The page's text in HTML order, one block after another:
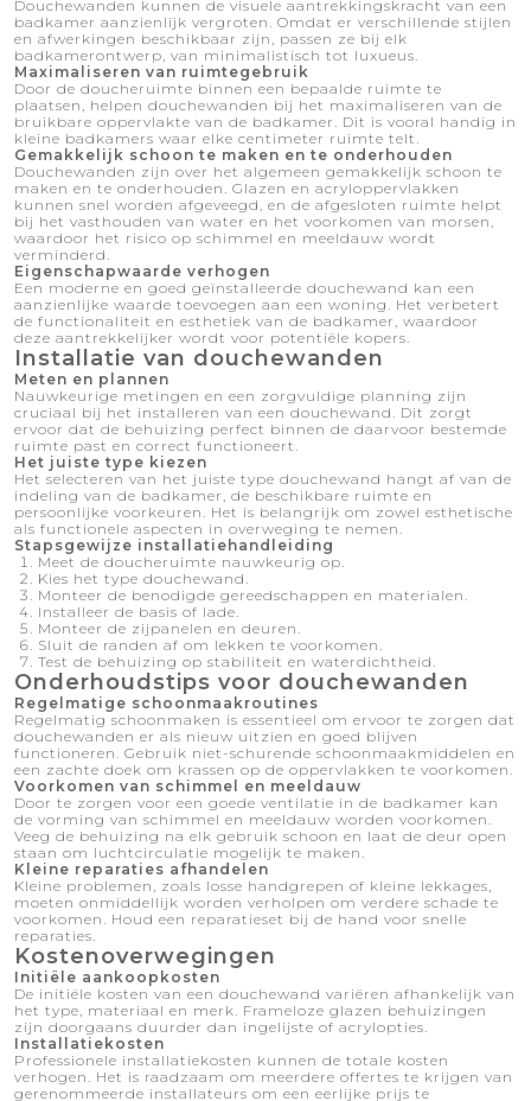
Douchewanden kunnen de visuele aantrekkingskracht van een
badkamer aanzienlijk vergroten. Omdat er verschillende stijlen
en afwerkingen beschikbaar zijn, passen ze bij elk
badkamerontwerp, van minimalistisch tot luxueus.
Maximaliseren van ruimtegebruik
Door de doucheruimte binnen een bepaalde ruimte te
plaatsen, helpen douchewanden bij het maximaliseren van de
bruikbare oppervlakte van de badkamer. Dit is vooral handig in
kleine badkamers waar elke centimeter ruimte telt.
Gemakkelijk schoon te maken en te onderhouden
Douchewanden zijn over het algemeen gemakkelijk schoon te
maken en te onderhouden. Glazen en acryloppervlakken
kunnen snel worden afgeveegd, en de afgesloten ruimte helpt
bij het vasthouden van water en het voorkomen van morsen,
waardoor het risico op schimmel en meeldauw wordt
verminderd.
Eigenschapwaarde verhogen
Een moderne en goed geïnstalleerde douchewand kan een
aanzienlijke waarde toevoegen aan een woning. Het verbetert
de functionaliteit en esthetiek van de badkamer, waardoor
deze aantrekkelijker wordt voor potentiële kopers.
Installatie van douchewanden
Meten en plannen
Nauwkeurige metingen en een zorgvuldige planning zijn
cruciaal bij het installeren van een douchewand. Dit zorgt
ervoor dat de behuizing perfect binnen de daarvoor bestemde
ruimte past en correct functioneert.
Het juiste type kiezen
Het selecteren van het juiste type douchewand hangt af van de
indeling van de badkamer, de beschikbare ruimte en
persoonlijke voorkeuren. Het is belangrijk om zowel esthetische
als functionele aspecten in overweging te nemen.
Stapsgewijze installatiehandleiding
Meet de doucheruimte nauwkeurig op.
Kies het type douchewand.
Monteer de benodigde gereedschappen en materialen.
Installeer de basis of lade.
Monteer de zijpanelen en deuren.
Sluit de randen af ​​om lekken te voorkomen.
Test de behuizing op stabiliteit en waterdichtheid.
Onderhoudstips voor douchewanden
Regelmatige schoonmaakroutines
Regelmatig schoonmaken is essentieel om ervoor te zorgen dat
douchewanden er als nieuw uitzien en goed blijven
functioneren. Gebruik niet-schurende schoonmaakmiddelen en
een zachte doek om krassen op de oppervlakken te voorkomen.
Voorkomen van schimmel en meeldauw
Door te zorgen voor een goede ventilatie in de badkamer kan
de vorming van schimmel en meeldauw worden voorkomen.
Veeg de behuizing na elk gebruik schoon en laat de deur open
staan ​​om luchtcirculatie mogelijk te maken.
Kleine reparaties afhandelen
Kleine problemen, zoals losse handgrepen of kleine lekkages,
moeten onmiddellijk worden verholpen om verdere schade te
voorkomen. Houd een reparatieset bij de hand voor snelle
reparaties.
Kostenoverwegingen
Initiële aankoopkosten
De initiële kosten van een douchewand variëren afhankelijk van
het type, materiaal en merk. Frameloze glazen behuizingen
zijn doorgaans duurder dan ingelijste of acrylopties.
Installatiekosten
Professionele installatiekosten kunnen de totale kosten
verhogen. Het is raadzaam om meerdere offertes te krijgen van
gerenommeerde installateurs om een ​​eerlijke prijs te